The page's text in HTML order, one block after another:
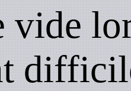
vide